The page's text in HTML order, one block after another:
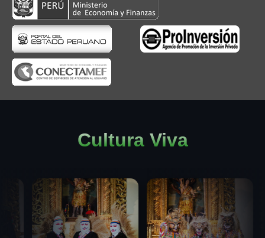
Cultura Viva